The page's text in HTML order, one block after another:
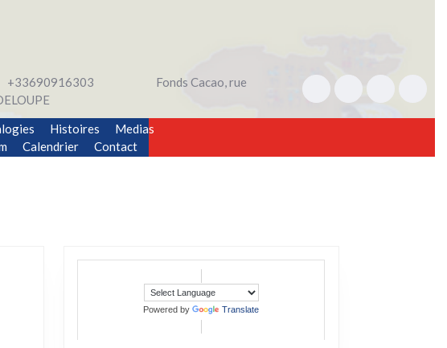
+33690916303
Fonds Cacao, rue
Histoires
Medias
Calendrier Contact
Powered by Translate